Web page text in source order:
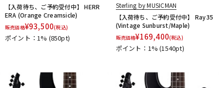
【入荷待ち、ご予約受付中】 HERR
ERA (Orange Creamsicle)
販売価格¥93,500(税込)
ポイント：1% (850pt)
Sterling by MUSICMAN
【入荷待ち、ご予約受付中】 Ray35
(Vintage Sunburst/Maple)
販売価格¥169,400(税込)
ポイント：1%(1540pt)